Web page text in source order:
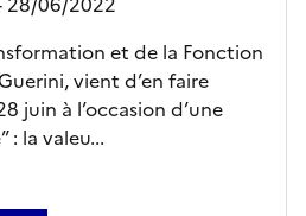
et de la Fonction
vient d’en faire
juin à l’occasion d’une
: la valeu...